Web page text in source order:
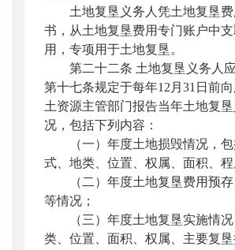
土地复垦义务人凭土地复垦费
书，从土地复垦费用专门账户中
用，专项用于土地复垦。
第二十二条 土地复垦义务人应
第十七条规定于每年12月31日前
土资源主管部门报告当年土地复
况，包括下列内容：
（一）年度土地损毁情况，包
式、地类、位置、权属、面积、程
（二）年度土地复垦费用预存
等情况；
（三）年度土地复垦实施情况
类、位置、面积、权属、主要复